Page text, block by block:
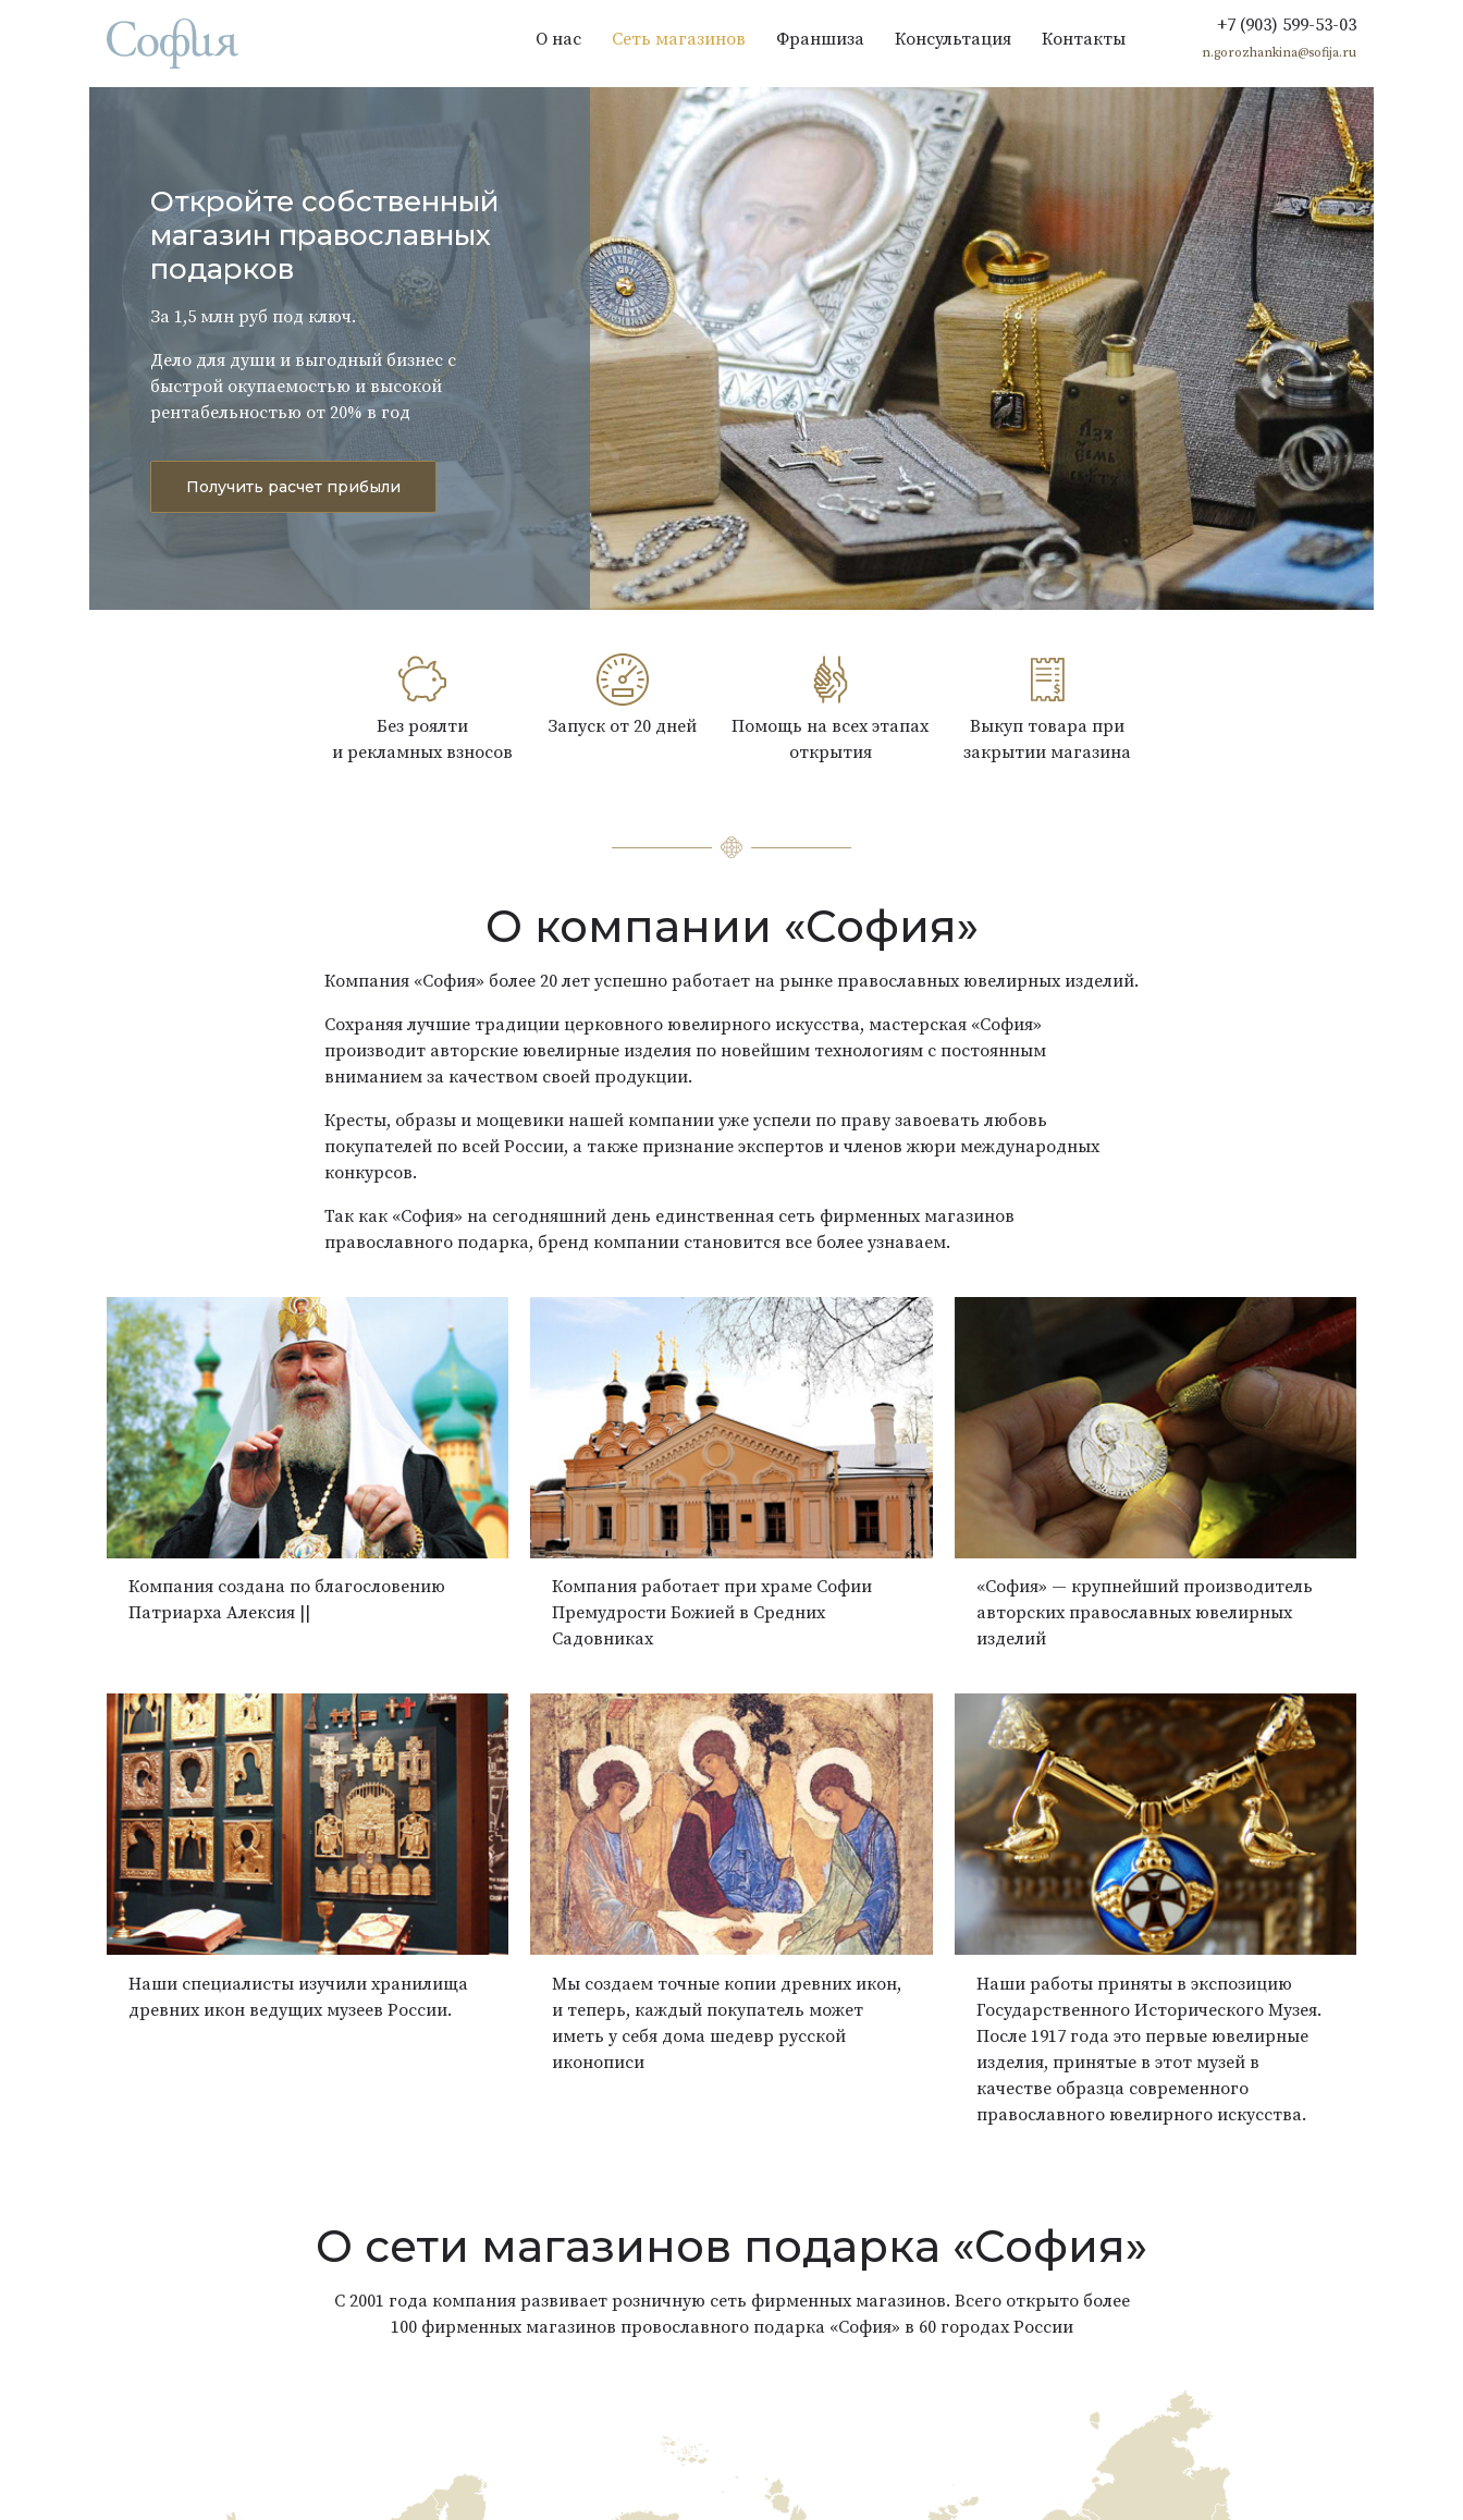
О нас Сеть магазинов Франшиза Консультация Контакты
+7 (903) 599-53-03
n.gorozhankina@sofija.ru
Откройте собственный
магазин православных
подарков
За 1,5 млн руб под ключ.
Дело для души и выгодный бизнес с
быстрой окупаемостью и высокой
рентабельностью от 20% в год
Получить расчет прибыли
Без роялти
и рекламных взносов
Запуск от 20 дней
Помощь на всех этапах
открытия
Выкуп товара при
закрытии магазина
О компании «София»
Компания «София» более 20 лет успешно работает на рынке православных ювелирных изделий.
Сохраняя лучшие традиции церковного ювелирного искусства, мастерская «София»
производит авторские ювелирные изделия по новейшим технологиям с постоянным
вниманием за качеством своей продукции.
Кресты, образы и мощевики нашей компании уже успели по праву завоевать любовь
покупателей по всей России, а также признание экспертов и членов жюри международных
конкурсов.
Так как «София» на сегодняшний день единственная сеть фирменных магазинов
православного подарка, бренд компании становится все более узнаваем.
Компания создана по благословению
Патриарха Алексия ||
Компания работает при храме Софии
Премудрости Божией в Средних
Садовниках
«София» — крупнейший производитель
авторских православных ювелирных
изделий
Наши специалисты изучили хранилища
древних икон ведущих музеев России.
Мы создаем точные копии древних икон,
и теперь, каждый покупатель может
иметь у себя дома шедевр русской
иконописи
Наши работы приняты в экспозицию
Государственного Исторического Музея.
После 1917 года это первые ювелирные
изделия, принятые в этот музей в
качестве образца современного
православного ювелирного искусства.
О сети магазинов подарка «София»
С 2001 года компания развивает розничную сеть фирменных магазинов. Всего открыто более
100 фирменных магазинов провославного подарка «София» в 60 городах России